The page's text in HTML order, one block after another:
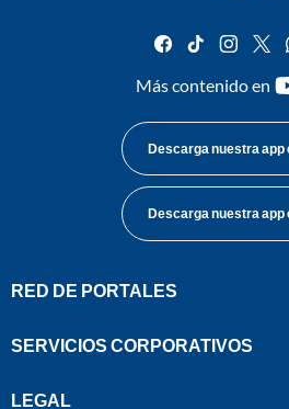
facebook
tiktok
Más contenido en
Descarga nuestra app
Descarga nuestra app
RED DE PORTALES
SERVICIOS CORPORATIVOS
LEGAL